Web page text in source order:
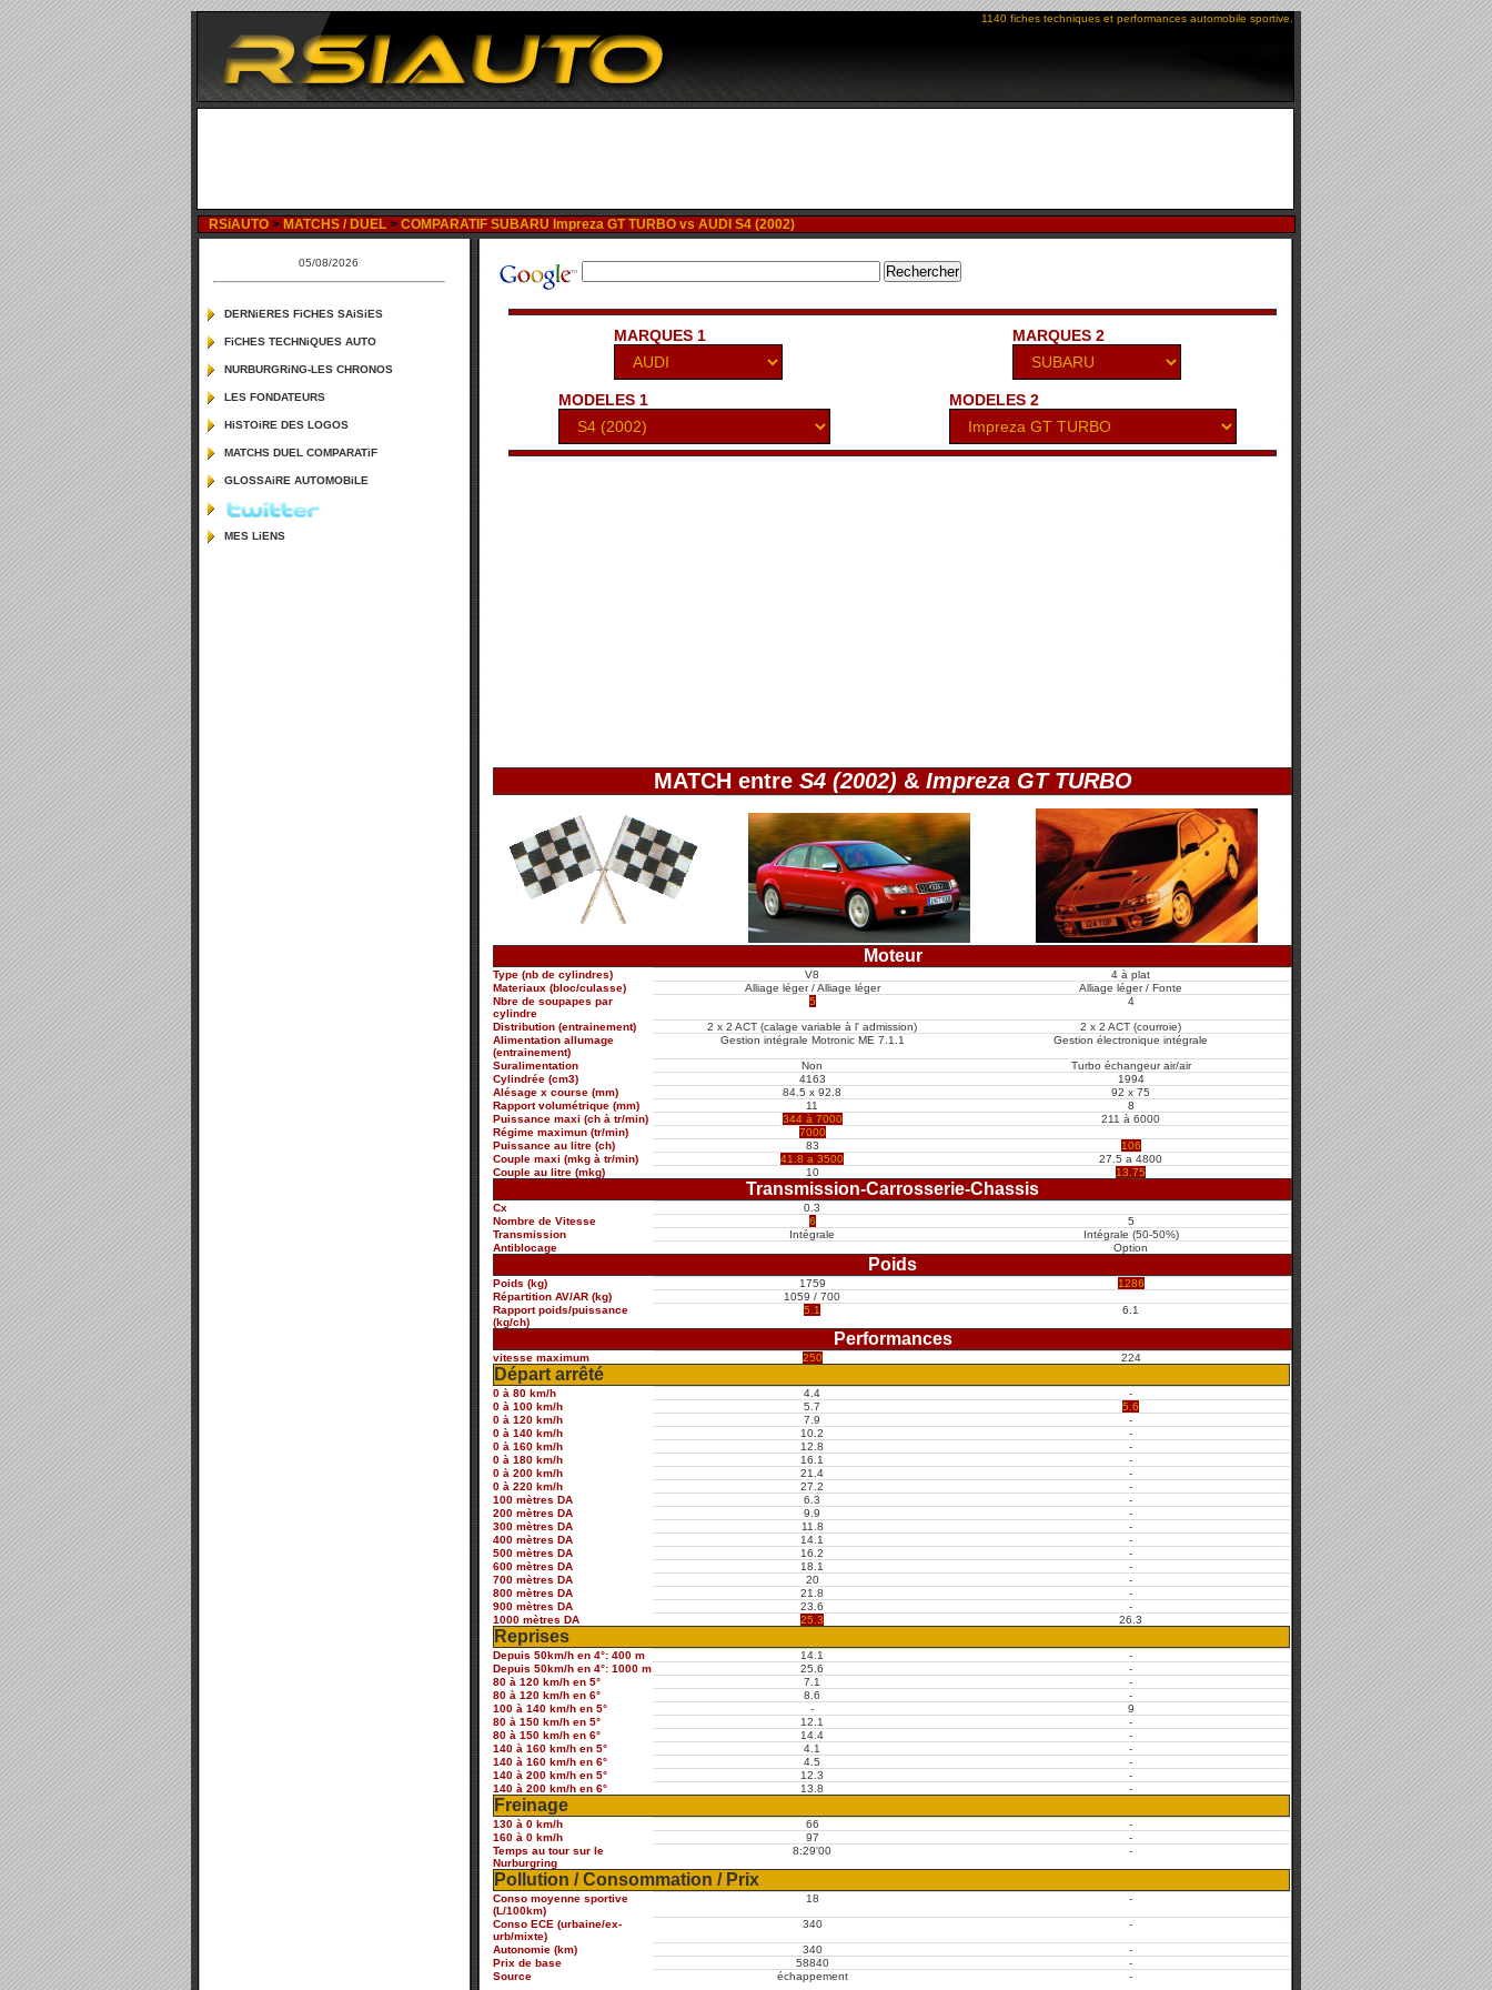
1140 fiches techniques et performances automobile sportive.
RSiAUTO > MATCHS / DUEL > COMPARATIF SUBARU Impreza GT TURBO vs AUDI S4 (2002)
MARQUES 1 MARQUES 2
MODELES 1 MODELES 2
MATCH entre S4 (2002) & Impreza GT TURBO
Moteur
Type (nb de cylindres) V8
4 à plat
Materiaux (bloc/culasse)
Alliage léger / Alliage léger
Alliage léger / Fonte
Nbre de soupapes par
cylindre
5 4
Distribution (entrainement) 2 x 2 ACT (calage variable à l' admission)
2 x 2 ACT (courroie)
Alimentation allumage
(entrainement)
Gestion intégrale Motronic ME 7.1.1 Gestion électronique intégrale
Suralimentation Non
Turbo échangeur air/air
Cylindrée (cm3)
4163
1994
Alésage x course (mm)
84.5 x 92.8
92 x 75
Rapport volumétrique (mm)
11
8
Puissance maxi (ch à tr/min)
344 à 7000
211 à 6000
Régime maximun (tr/min)
7000
Puissance au litre (ch)
83
106
Couple maxi (mkg à tr/min)
41.8 a 3500
27.5 a 4800
Couple au litre (mkg)
10 13.75
Transmission-Carrosserie-Chassis
Cx
0.3
Nombre de Vitesse
6
5
Transmission
Intégrale
Intégrale (50-50%)
Antiblocage
Option
Poids
Poids (kg) 1759
1286
Répartition AV/AR (kg)
1059 / 700
Rapport poids/puissance
(kg/ch)
5.1 6.1
Performances
vitesse maximum 250 224
Départ arrêté
0 à 80 km/h 4.4
-
0 à 100 km/h
5.7
5.6
0 à 120 km/h
7.9
-
0 à 140 km/h
10.2
-
0 à 160 km/h
12.8
-
0 à 180 km/h
16.1
-
0 à 200 km/h
21.4
-
0 à 220 km/h
27.2
-
100 mètres DA
6.3
-
200 mètres DA
9.9
-
300 mètres DA
11.8
-
400 mètres DA
14.1
-
500 mètres DA
16.2
-
600 mètres DA
18.1
-
700 mètres DA
20
-
800 mètres DA
21.8
-
900 mètres DA
23.6
-
1000 mètres DA
25.3 26.3
Reprises
Depuis 50km/h en 4°: 400 m 14.1
-
Depuis 50km/h en 4°: 1000 m
25.6
-
80 à 120 km/h en 5°
7.1
-
80 à 120 km/h en 6°
8.6
-
100 à 140 km/h en 5°
-
9
80 à 150 km/h en 5°
12.1
-
80 à 150 km/h en 6°
14.4
-
140 à 160 km/h en 5°
4.1
-
140 à 160 km/h en 6°
4.5
-
140 à 200 km/h en 5°
12.3
-
140 à 200 km/h en 6°
13.8 -
Freinage
130 à 0 km/h 66
-
160 à 0 km/h
97
-
Temps au tour sur le
Nurburgring
8:29'00 -
Pollution / Consommation / Prix
Conso moyenne sportive
(L/100km)
18 -
Conso ECE (urbaine/ex-
urb/mixte)
340 -
Autonomie (km) 340
-
Prix de base
58840
-
Source
échappement -
05/08/2026
DERNiERES FiCHES SAiSiES
FiCHES TECHNiQUES AUTO
NURBURGRiNG-LES CHRONOS
LES FONDATEURS
HiSTOiRE DES LOGOS
MATCHS DUEL COMPARATiF
GLOSSAiRE AUTOMOBiLE
MES LiENS